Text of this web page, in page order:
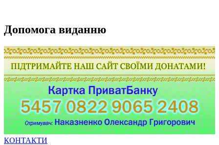
Допомога виданню
КОНТАКТИ